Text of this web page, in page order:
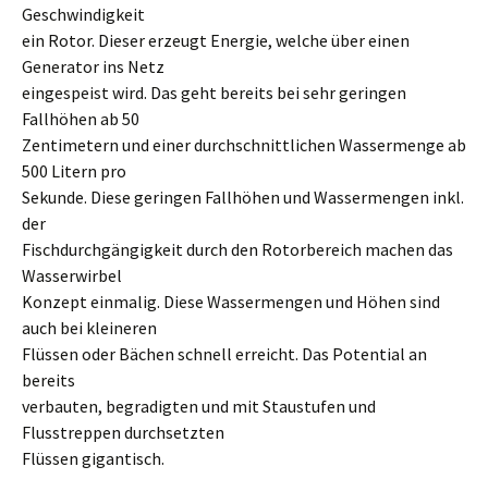
Geschwindigkeit
ein Rotor. Dieser erzeugt Energie, welche über einen
Generator ins Netz
eingespeist wird. Das geht bereits bei sehr geringen
Fallhöhen ab 50
Zentimetern und einer durchschnittlichen Wassermenge ab
500 Litern pro
Sekunde. Diese geringen Fallhöhen und Wassermengen inkl.
der
Fischdurchgängigkeit durch den Rotorbereich machen das
Wasserwirbel
Konzept einmalig. Diese Wassermengen und Höhen sind
auch bei kleineren
Flüssen oder Bächen schnell erreicht. Das Potential an
bereits
verbauten, begradigten und mit Staustufen und
Flusstreppen durchsetzten
Flüssen gigantisch.